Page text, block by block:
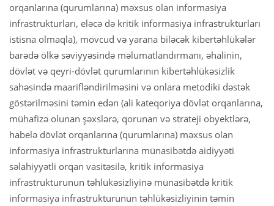
orqanlarına (qurumlarına) məxsus olan informasiya
infrastrukturları, eləcə də kritik informasiya infrastrukturları
istisna olmaqla), mövcud və yarana biləcək kibertəhlükələr
barədə ölkə səviyyəsində məlumatlandırmanı, əhalinin,
dövlət və qeyri-dövlət qurumlarının kibertəhlükəsizlik
sahəsində maarifləndirilməsini və onlara metodiki dəstək
göstərilməsini təmin edən (ali kateqoriya dövlət orqanlarına,
mühafizə olunan şəxslərə, qorunan və strateji obyektlərə,
habelə dövlət orqanlarına (qurumlarına) məxsus olan
informasiya infrastrukturlarına münasibətdə aidiyyəti
səlahiyyətli orqan vasitəsilə, kritik informasiya
infrastrukturunun təhlükəsizliyinə münasibətdə kritik
informasiya infrastrukturunun təhlükəsizliyinin təmin